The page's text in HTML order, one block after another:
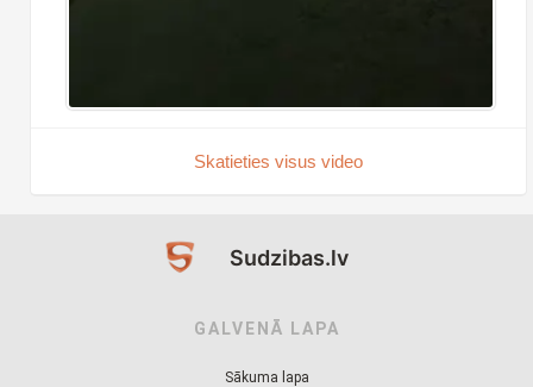
Skatieties visus video
Sudzibas.lv
GALVENĀ LAPA
Sākuma lapa